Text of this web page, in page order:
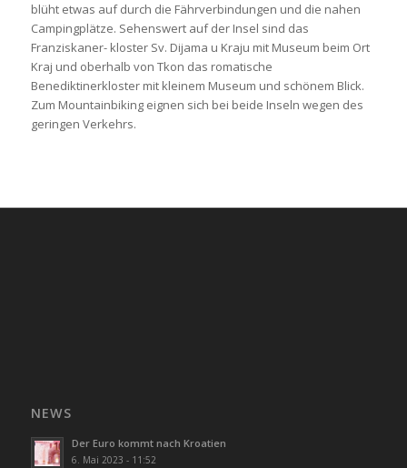
blüht etwas auf durch die Fährverbindungen und die nahen
Campingplätze. Sehenswert auf der Insel sind das
Franziskaner- kloster Sv. Dijama u Kraju mit Museum beim Ort
Kraj und oberhalb von Tkon das romatische
Benediktinerkloster mit kleinem Museum und schönem Blick.
Zum Mountainbiking eignen sich bei beide Inseln wegen des
geringen Verkehrs.
NEWS
Der Euro kommt nach Kroatien
6. Mai 2023 - 11:52